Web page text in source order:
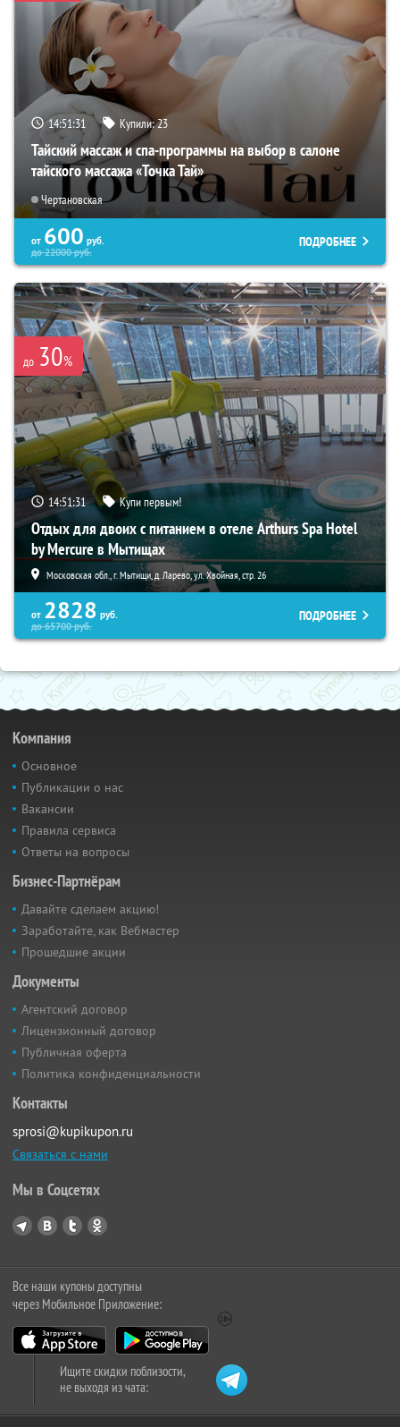
14:51:30 Купили:23
Тайский массаж и спа-программы на выбор в салоне
тайского массажа «Точка Тай»
Чертановская
от 600 руб.
до22000руб.
ПОДРОБНЕЕ
до 30%
14:51:30 Купи первым!
Отдых для двоих с питанием в отеле Arthurs Spa Hotel
by Mercure в Мытищах
Московская обл., г. Мытищи, д. Ларево, ул. Хвойная, стр. 26
от 2828 руб.
до65700руб.
ПОДРОБНЕЕ
Компания
Основное
Публикации о нас
Вакансии
Правила сервиса
Ответы на вопросы
Бизнес-Партнёрам
Давайте сделаем акцию!
Заработайте, как Вебмастер
Прошедшие акции
Документы
Агентский договор
Лицензионный договор
Публичная оферта
Политика конфиденциальности
Контакты
sprosi@kupikupon.ru
Связаться с нами
Мы в Соцсетях
Все наши купоны доступны
через Мобильное Приложение:
Ищите скидки поблизости,
не выходя из чата: